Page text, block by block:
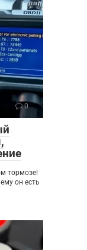
0
тормозе!
он есть